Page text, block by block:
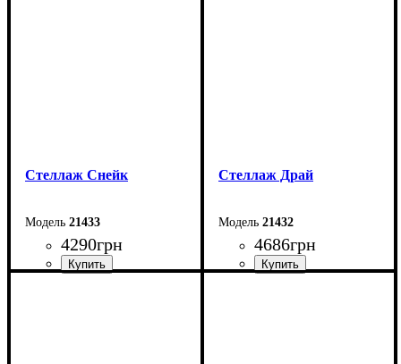
Стеллаж Снейк
21433
4290грн
Стеллаж Драй
21432
4686грн